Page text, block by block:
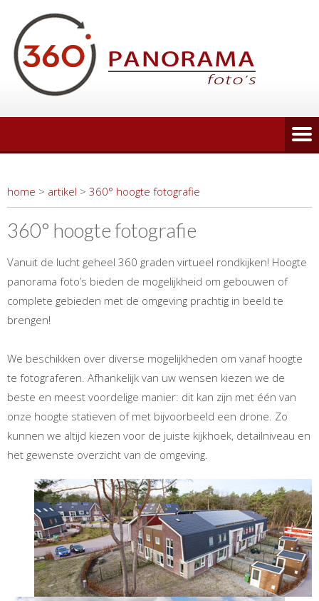
home > artikel > 360° hoogte fotografie
360° hoogte fotografie
Vanuit de lucht geheel 360 graden virtueel rondkijken! Hoogte
panorama foto’s bieden de mogelijkheid om gebouwen of
complete gebieden met de omgeving prachtig in beeld te
brengen!
We beschikken over diverse mogelijkheden om vanaf hoogte
te fotograferen. Afhankelijk van uw wensen kiezen we de
beste en meest voordelige manier: dit kan zijn met één van
onze hoogte statieven of met bijvoorbeeld een drone. Zo
kunnen we altijd kiezen voor de juiste kijkhoek, detailniveau en
het gewenste overzicht van de omgeving.